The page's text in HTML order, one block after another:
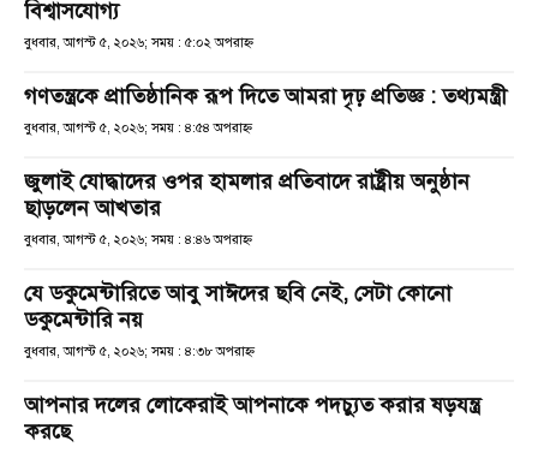
বিশ্বাসযোগ্য
বুধবার, আগস্ট ৫, ২০২৬; সময় : ৫:০২ অপরাহ্ণ
গণতন্ত্রকে প্রাতিষ্ঠানিক রূপ দিতে আমরা দৃঢ় প্রতিজ্ঞ : তথ্যমন্ত্রী
বুধবার, আগস্ট ৫, ২০২৬; সময় : ৪:৫৪ অপরাহ্ণ
জুলাই যোদ্ধাদের ওপর হামলার প্রতিবাদে রাষ্ট্রীয় অনুষ্ঠান
ছাড়লেন আখতার
বুধবার, আগস্ট ৫, ২০২৬; সময় : ৪:৪৬ অপরাহ্ণ
যে ডকুমেন্টারিতে আবু সাঈদের ছবি নেই, সেটা কোনো
ডকুমেন্টারি নয়
বুধবার, আগস্ট ৫, ২০২৬; সময় : ৪:৩৮ অপরাহ্ণ
আপনার দলের লোকেরাই আপনাকে পদচ্যুত করার ষড়যন্ত্র
করছে